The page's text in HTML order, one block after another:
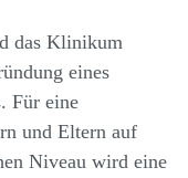
das Klinikum
eines
Für eine
und Eltern auf
Niveau wird eine